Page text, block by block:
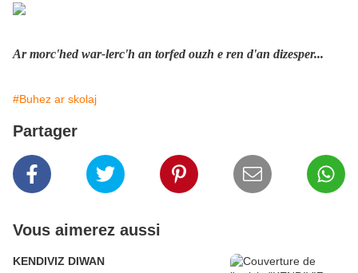
Ar morc'hed war-lerc'h an torfed ouzh e ren d'an dizesper...
#Buhez ar skolaj
Partager
Vous aimerez aussi
KENDIVIZ DIWAN